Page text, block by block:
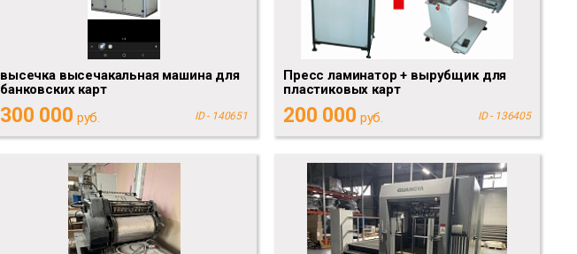
высечка высечакальная машина для
банковских карт
300 000 руб. ID - 140651
Пресс ламинатор + вырубщик для
пластиковых карт
200 000 руб. ID - 136405